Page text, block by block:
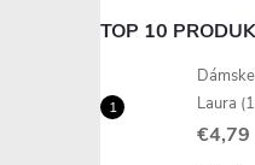
TOP 10
Laura
€4,79